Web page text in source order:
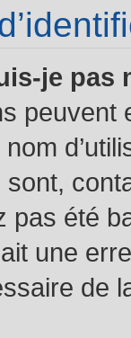
je pas
peuvent
sont,
pas été
une
de